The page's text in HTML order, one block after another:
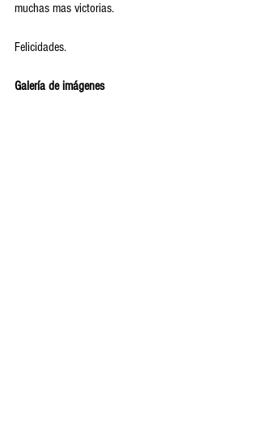
muchas mas victorias.
Felicidades.
Galería de imágenes